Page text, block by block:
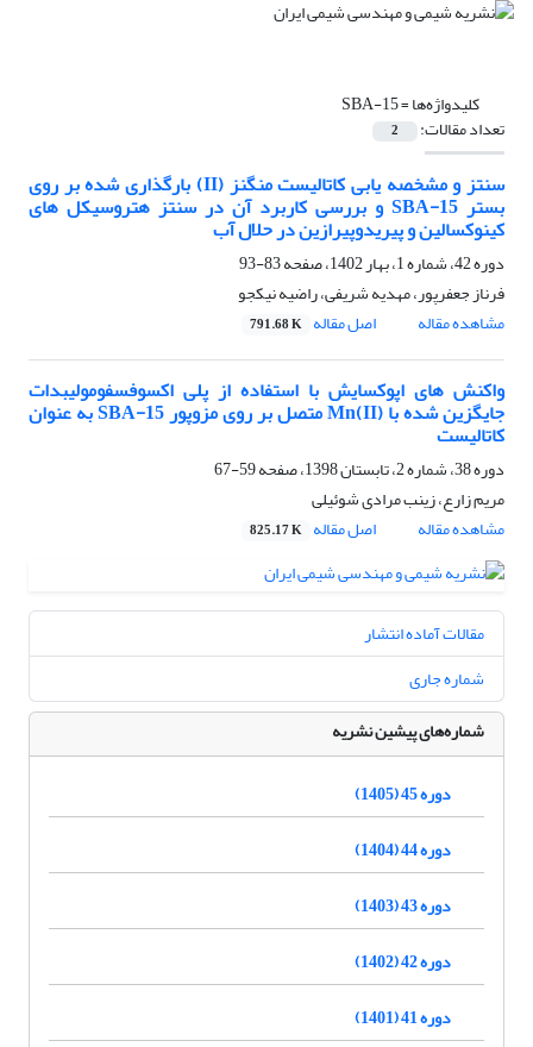
کلیدواژه‌ها =SBA-15
تعداد مقالات: 2
سنتز و مشخصه یابی کاتالیست منگنز (II) بارگذاری شده بر روی
بستر SBA-15 و بررسی کاربرد آن در سنتز هتروسیکل های
کینوکسالین و پیریدوپیرازین در حلال آب
دوره 42، شماره 1، بهار 1402، صفحه
83-93
فرناز جعفرپور، مهدیه شریفی، راضیه نیکجو
مشاهده مقاله
اصل مقاله 791.68 K
واکنش های اپوکسایش با استفاده از پلی اکسوفسفومولیبدات
جایگزین شده با Mn(II) متصل بر روی مزوپور SBA-15 به عنوان
کاتالیست
دوره 38، شماره 2، تابستان 1398، صفحه
59-67
مریم زارع، زینب مرادی شوئیلی
مشاهده مقاله
اصل مقاله 825.17 K
مقالات آماده انتشار
شماره جاری
شماره‌های پیشین نشریه
دوره 45 (1405)
دوره 44 (1404)
دوره 43 (1403)
دوره 42 (1402)
دوره 41 (1401)